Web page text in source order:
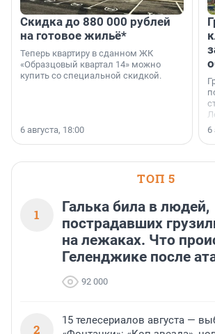
Скидка до 880 000 рублей
на готовое жильё*
Теперь квартиру в сданном ЖК
«Образцовый квартал 14» можно
купить со специальной скидкой.
6 августа, 18:00 6
ТОП 5
1
Галька била в людей,
пострадавших
на лежаках. Что
Геленджике после
92 000
2
15 телесериалов августа —